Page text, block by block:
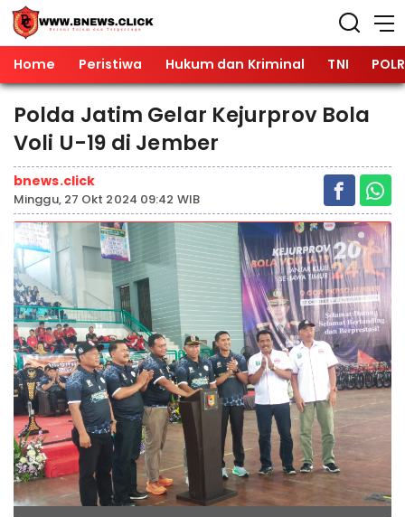
Home Peristiwa Hukum dan Kriminal TNI
Polda Jatim Gelar Kejurprov Bola
Voli U-19 di Jember
bnews.click
Minggu, 27 Okt 2024 09:42 WIB